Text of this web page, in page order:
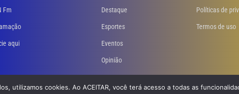
Fm
aqui
Destaque
Esportes
Eventos
Opinião
Políticas de
Termos de uso
reservados. Desenvolvido por GB Dev – Agência de Websites
utilizamos cookies. Ao ACEITAR, você terá acesso a todas as